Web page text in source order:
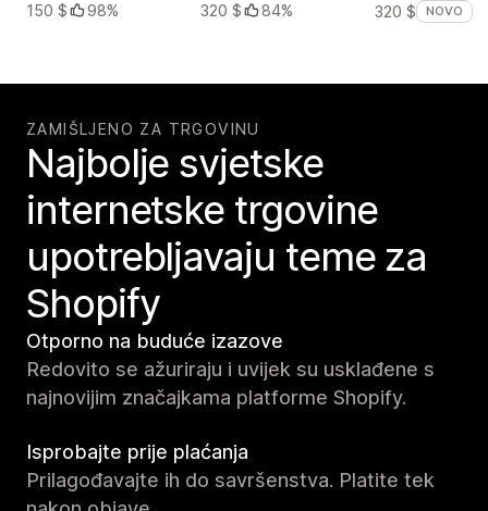
150 $
98%
320 $
84%
320 $
NOVO
ZAMIŠLJENO ZA TRGOVINU
Najbolje svjetske
internetske trgovine
upotrebljavaju teme za
Shopify
Otporno na buduće izazove
Redovito se ažuriraju i uvijek su usklađene s
najnovijim značajkama platforme Shopify.
Isprobajte prije plaćanja
Prilagođavajte ih do savršenstva. Platite tek